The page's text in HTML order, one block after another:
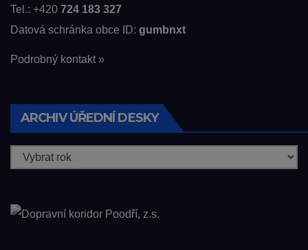
Tel.: +420 724 183 327
Datová schránka obce ID: gumbnxt
Podrobný kontakt »
ARCHIV ÚŘEDNÍ DESKY